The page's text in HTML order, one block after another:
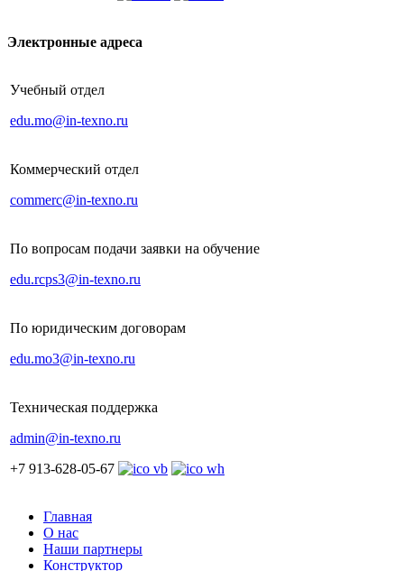
Электронные адреса
Учебный отдел
edu.mo@in-texno.ru
Коммерческий отдел
commerc@in-texno.ru
По вопросам подачи заявки на обучение
edu.rcps3@in-texno.ru
По юридическим договорам
edu.mo3@in-texno.ru
Техническая поддержка
admin@in-texno.ru
+7 913-628-05-67
Главная
О нас
Наши партнеры
Конструктор